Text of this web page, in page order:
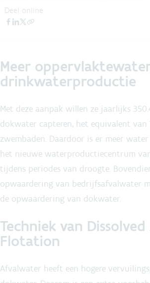
Deel online
Meer
drinkwaterproductie
Met deze aanpak willen ze jaarlijks
dokwater capteren, het equivalent van
zwembaden. Daardoor is er meer
het nieuwe waterproductiecentrum
tijdens periodes van droogte.
opwaardering van bedrijfsafvalwater
de opwaardering van dokwater.
Techniek van
Flotation
Afvalwater heeft een hogere